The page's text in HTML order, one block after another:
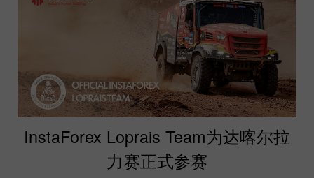
InstaForex Loprais Team为达喀尔拉
力赛正式参赛